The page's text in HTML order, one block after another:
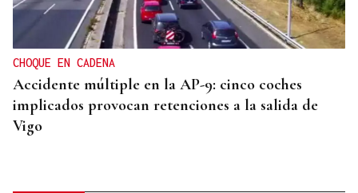
CHOQUE EN CADENA
Accidente múltiple en la AP-9: cinco coches
implicados provocan retenciones a la salida de
Vigo